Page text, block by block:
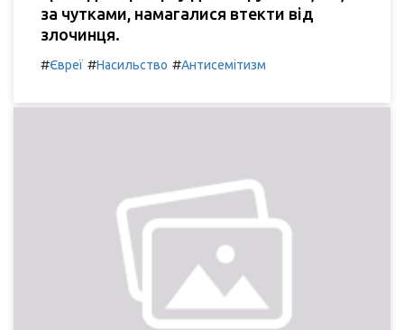
за чутками, намагалися втекти від
злочинця.
#Євреї #Насильство #Антисемітизм